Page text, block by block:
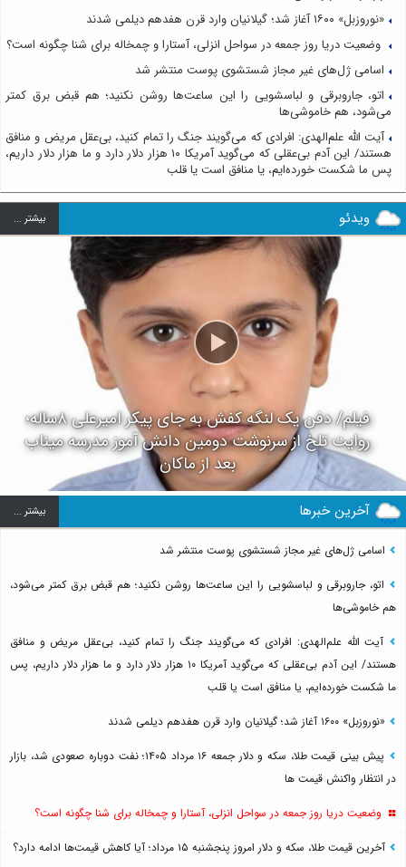
«نوروزبل» ۱۶۰۰ آغاز شد؛ گیلانیان وارد قرن هفدهم دیلمی شدند
وضعیت دریا روز جمعه در سواحل انزلی، آستارا و چمخاله برای شنا چگونه است؟
اسامی ژل‌های غیر مجاز شستشوی پوست منتشر شد
اتو، جاروبرقی و لباسشویی را این ساعت‌ها روشن نکنید؛ هم قبض برق کمتر
می‌شود، هم خاموشی‌ها
آیت الله علم‌الهدی: افرادی که می‌گویند جنگ را تمام کنید، بی‌عقل مریض و منافق
هستند/ این آدم بی‌عقلی که می‌گوید آمریکا ۱۰ هزار دلار دارد و ما هزار دلار داریم،
پس ما شکست خورده‌ایم، یا منافق است یا قلب
ویدئو بيشتر ...
فیلم/ دفن یک لنگه کفش به جای پیکر امیرعلی ۸ساله؛
روایت تلخ از سرنوشت دومین دانش آموز مدرسه میناب
بعد از ماکان
آخرین خبرها بيشتر ...
اسامی ژل‌های غیر مجاز شستشوی پوست منتشر شد
اتو، جاروبرقی و لباسشویی را این ساعت‌ها روشن نکنید؛ هم قبض برق کمتر می‌شود،
هم خاموشی‌ها
آیت الله علم‌الهدی: افرادی که می‌گویند جنگ را تمام کنید، بی‌عقل مریض و منافق
هستند/ این آدم بی‌عقلی که می‌گوید آمریکا ۱۰ هزار دلار دارد و ما هزار دلار داریم، پس
ما شکست خورده‌ایم، یا منافق است یا قلب
«نوروزبل» ۱۶۰۰ آغاز شد؛ گیلانیان وارد قرن هفدهم دیلمی شدند
پیش بینی قیمت طلا، سکه و دلار جمعه ۱۶ مرداد ۱۴۰۵؛ نفت دوباره صعودی شد، بازار
در انتظار واکنش قیمت ها
وضعیت دریا روز جمعه در سواحل انزلی، آستارا و چمخاله برای شنا چگونه است؟
آخرین قیمت طلا، سکه و دلار امروز پنجشنبه ۱۵ مرداد؛ آیا کاهش قیمت‌ها ادامه دارد؟